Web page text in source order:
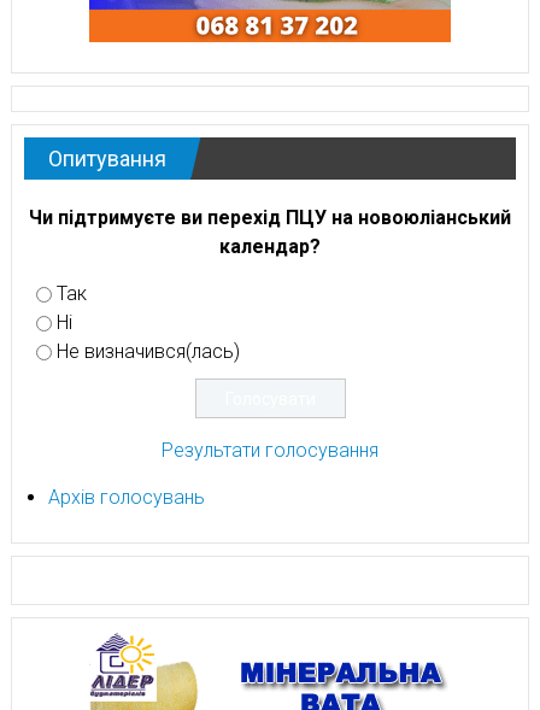
Опитування
Чи підтримуєте ви перехід ПЦУ на новоюліанський
календар?
Так
Ні
Не визначився(лась)
Результати голосування
Архів голосувань